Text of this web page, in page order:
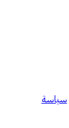
سياسة